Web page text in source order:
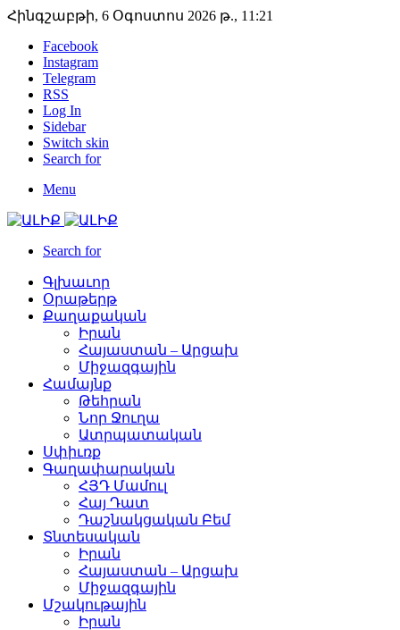
Հինգշաբթի, 6 Օգոստոս 2026 թ., 11:21
Facebook
Instagram
Telegram
RSS
Log In
Sidebar
Switch skin
Search for
Menu
Search for
Գլխաւոր
Օրաթերթ
Քաղաքական
Իրան
Հայաստան – Արցախ
Միջազգային
Համայնք
Թեհրան
Նոր Ջուղա
Ատրպատական
Սփիւռք
Գաղափարական
ՀՅԴ Մամուլ
Հայ Դատ
Դաշնակցական Բեմ
Տնտեսական
Իրան
Հայաստան – Արցախ
Միջազգային
Մշակութային
Իրան